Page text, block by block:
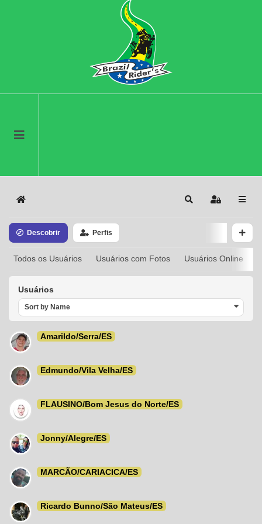
Home SearchSign In
Descobrir Perfis
Todos os Usuários Usuários com Fotos Usuários Online
Usuários
Sort by Name
Amarildo/Serra/ES
Edmundo/Vila Velha/ES
FLAUSINO/Bom Jesus do Norte/ES
Jonny/Alegre/ES
MARCÃO/CARIACICA/ES
Ricardo Bunno/São Mateus/ES